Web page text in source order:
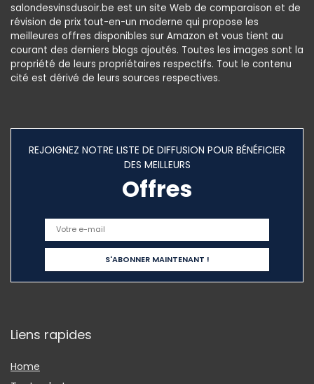
salondesvinsdusoir.be est un site Web de comparaison et de
révision de prix tout-en-un moderne qui propose les
meilleures offres disponibles sur Amazon et vous tient au
courant des derniers blogs ajoutés. Toutes les images sont la
propriété de leurs propriétaires respectifs. Tout le contenu
cité est dérivé de leurs sources respectives.
REJOIGNEZ NOTRE LISTE DE DIFFUSION POUR BÉNÉFICIER
DES MEILLEURS
Offres
Liens rapides
Home